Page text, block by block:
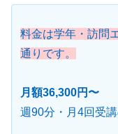
料金は学年 ・ 訪問
通りです。
月額36,300円〜
週90分・月4回受